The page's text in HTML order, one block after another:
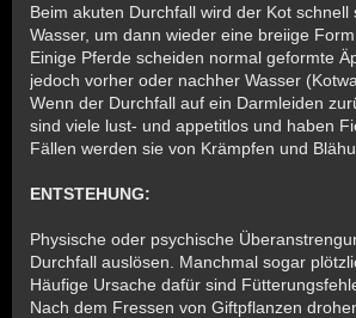
Beim akuten Durchfall wird der Kot schnell
Wasser, um dann wieder eine breiige
Einige Pferde scheiden normal geformte
jedoch vorher oder nachher Wasser
Wenn der Durchfall auf ein Darmleiden
sind viele lust- und appetitlos und haben
Fällen werden sie von Krämpfen und
ENTSTEHUNG:
Physische oder psychische
Durchfall auslösen. Manchmal sogar
Häufige Ursache dafür sind
Nach dem Fressen von Giftpflanzen